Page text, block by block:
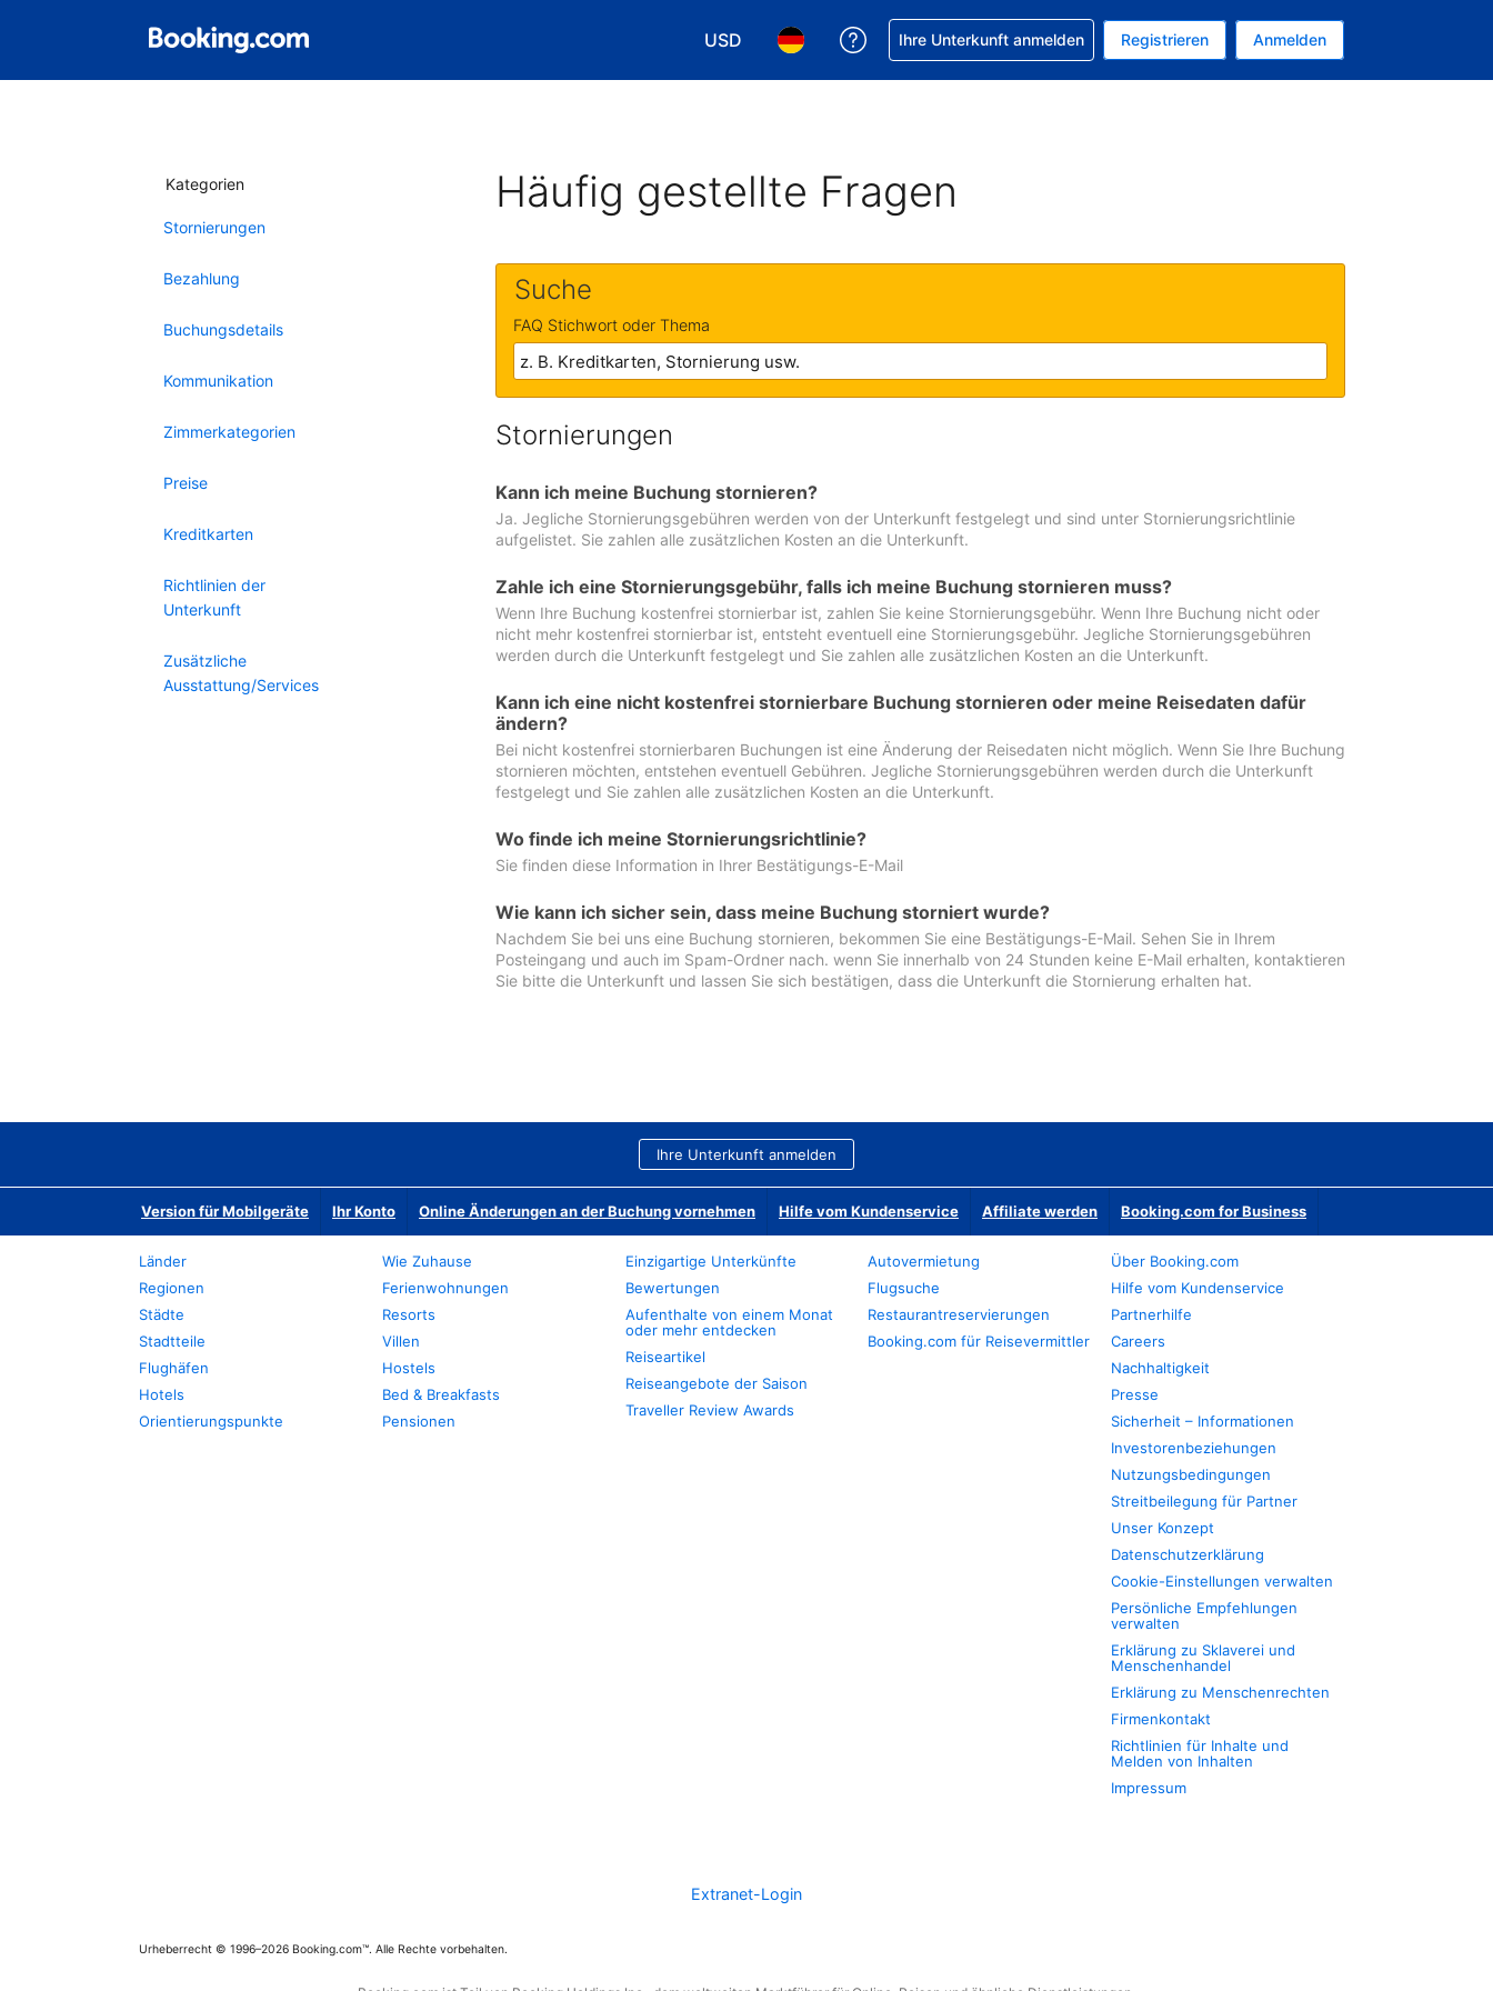
USD
Wählen Sie Ihre Währung. Ihre aktuelle Währung ist US-Dollar
Wählen Sie Ihre Sprache. Ihre aktuelle Sprache ist Deutsch
Hilfe bei Ihrer Buchung erhalten
Ihre Unterkunft anmelden Registrieren Anmelden
Kategorien
Stornierungen
Bezahlung
Buchungsdetails
Kommunikation
Zimmerkategorien
Preise
Kreditkarten
Richtlinien der
Unterkunft
Zusätzliche
Ausstattung/Services
Häufig gestellte Fragen
Suche
FAQ Stichwort oder Thema
Stornierungen
Kann ich meine Buchung stornieren?
Ja. Jegliche Stornierungsgebühren werden von der Unterkunft festgelegt und sind unter Stornierungsrichtlinie
aufgelistet. Sie zahlen alle zusätzlichen Kosten an die Unterkunft.
Zahle ich eine Stornierungsgebühr, falls ich meine Buchung stornieren muss?
Wenn Ihre Buchung kostenfrei stornierbar ist, zahlen Sie keine Stornierungsgebühr. Wenn Ihre Buchung nicht oder
nicht mehr kostenfrei stornierbar ist, entsteht eventuell eine Stornierungsgebühr. Jegliche Stornierungsgebühren
werden durch die Unterkunft festgelegt und Sie zahlen alle zusätzlichen Kosten an die Unterkunft.
Kann ich eine nicht kostenfrei stornierbare Buchung stornieren oder meine Reisedaten dafür
ändern?
Bei nicht kostenfrei stornierbaren Buchungen ist eine Änderung der Reisedaten nicht möglich. Wenn Sie Ihre Buchung
stornieren möchten, entstehen eventuell Gebühren. Jegliche Stornierungsgebühren werden durch die Unterkunft
festgelegt und Sie zahlen alle zusätzlichen Kosten an die Unterkunft.
Wo finde ich meine Stornierungsrichtlinie?
Sie finden diese Information in Ihrer Bestätigungs-E-Mail
Wie kann ich sicher sein, dass meine Buchung storniert wurde?
Nachdem Sie bei uns eine Buchung stornieren, bekommen Sie eine Bestätigungs-E-Mail. Sehen Sie in Ihrem
Posteingang und auch im Spam-Ordner nach. wenn Sie innerhalb von 24 Stunden keine E-Mail erhalten, kontaktieren
Sie bitte die Unterkunft und lassen Sie sich bestätigen, dass die Unterkunft die Stornierung erhalten hat.
Ihre Unterkunft anmelden
Version für Mobilgeräte Ihr Konto Online Änderungen an der Buchung vornehmen Hilfe vom Kundenservice Affiliate werden Booking.com for Business
Länder
Regionen
Städte
Stadtteile
Flughäfen
Hotels
Orientierungspunkte
Wie Zuhause
Ferienwohnungen
Resorts
Villen
Hostels
Bed & Breakfasts
Pensionen
Einzigartige Unterkünfte
Bewertungen
Aufenthalte von einem Monat
oder mehr entdecken
Reiseartikel
Reiseangebote der Saison
Traveller Review Awards
Autovermietung
Flugsuche
Restaurantreservierungen
Booking.com für Reisevermittler
Über Booking.com
Hilfe vom Kundenservice
Partnerhilfe
Careers
Nachhaltigkeit
Presse
Sicherheit – Informationen
Investorenbeziehungen
Nutzungsbedingungen
Streitbeilegung für Partner
Unser Konzept
Datenschutzerklärung
Cookie-Einstellungen verwalten
Persönliche Empfehlungen
verwalten
Erklärung zu Sklaverei und
Menschenhandel
Erklärung zu Menschenrechten
Firmenkontakt
Richtlinien für Inhalte und
Melden von Inhalten
Impressum
Extranet-Login
Urheberrecht © 1996–2026 Booking.com™. Alle Rechte vorbehalten.